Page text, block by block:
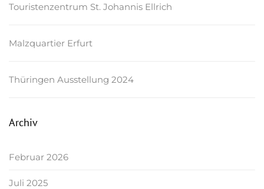
Touristenzentrum St. Johannis Ellrich
Malzquartier Erfurt
Thüringen Ausstellung 2024
Archiv
Februar 2026
Juli 2025